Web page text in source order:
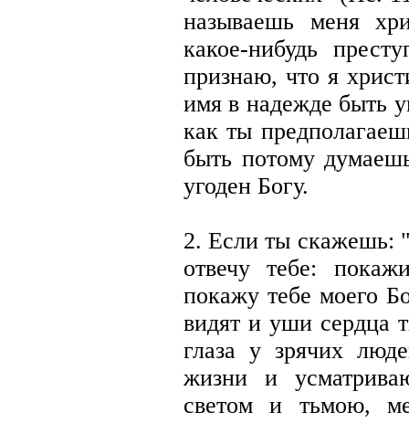
называешь меня
какое-нибудь
признаю, что я
имя в надежде быть
как ты
быть потому
угоден Богу.
2. Если ты скажешь:
отвечу тебе:
покажу тебе моего
видят и уши сердца
глаза у зрячих
жизни и
светом и тьмою,